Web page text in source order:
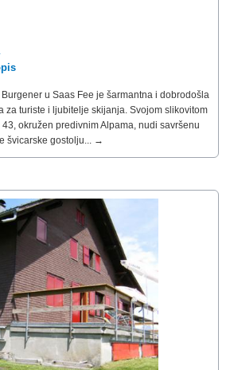
u Saas Fee je šarmantna i dobrodošla
za turiste i ljubitelje skijanja. Svojom slikovitom
okružen predivnim Alpama, nudi savršenu
švicarske gostolju... →